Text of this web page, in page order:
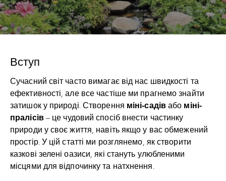
Вступ
Сучасний світ часто вимагає від нас швидкості та
ефективності, але все частіше ми прагнемо знайти
затишок у природі. Створення міні-садівабо міні-
пралісів– це чудовий спосіб внести частинку
природи у своє життя, навіть якщо у вас обмежений
простір. У цій статті ми розглянемо, як створити
казкові зелені оазиси, які стануть улюбленими
місцями для відпочинку та натхнення.